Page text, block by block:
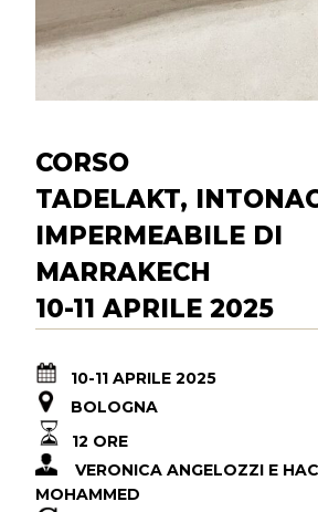
CORSO
TADELAKT,
IMPERMEABILE DI
MARRAKECH
10-11 APRILE 2025
10-11 APRILE 2025
BOLOGNA
12 ORE
VERONICA ANGELOZZI E
MOHAMMED